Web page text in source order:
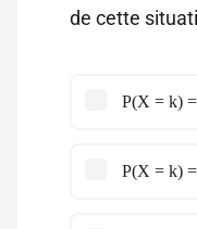
de cette
P(X = k)
P(X = k)